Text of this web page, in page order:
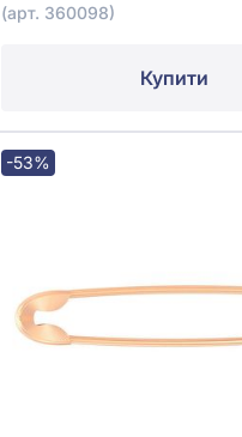
(арт. 360098)
Купити
-53%